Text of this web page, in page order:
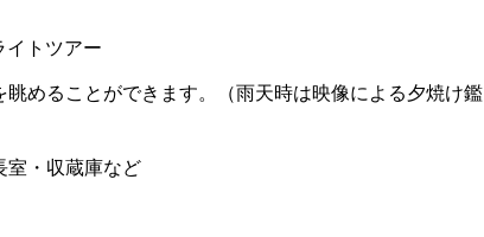
イトツアー
めることができます。（雨天時は映像による夕焼け鑑
室・収蔵庫など